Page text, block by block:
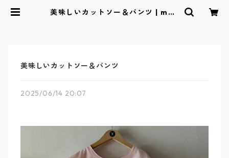
美味しいカットソー＆パンツ | mae
美味しいカットソー＆パンツ
2025/06/14 20:07